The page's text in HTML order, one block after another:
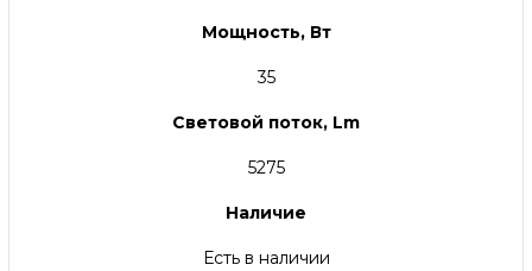
Мощность, Вт
35
Световой поток, Lm
5275
Наличие
Есть в наличии